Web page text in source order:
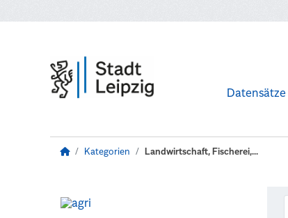
Datensätze
Kategorien Landwirtschaft, Fischerei,...